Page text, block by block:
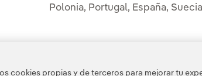
Polonia, Portugal, España,
cookies propias y de terceros para mejorar tu